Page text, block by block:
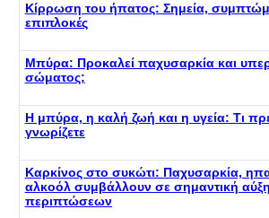
Κίρρωση του ήπατος: Σημεία,
επιπλοκές
Μπύρα: Προκαλεί παχυσαρκία και
σώματος;
Η μπύρα, η καλή ζωή και η υγεία: Τι
γνωρίζετε
Καρκίνος στο συκώτι: Παχυσαρκία,
αλκοόλ συμβάλλουν σε σημαντική
περιπτώσεων